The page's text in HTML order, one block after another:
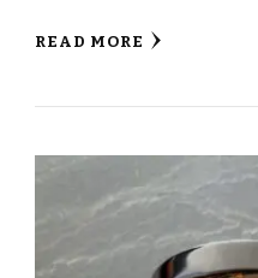
READ MORE